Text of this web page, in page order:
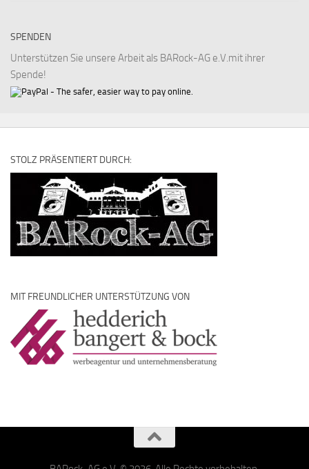
SPENDEN
Unterstützen Sie unsere Arbeit als BARock-AG e.V.mit ihrer
Spende!
STOLZ PRÄSENTIERT DURCH:
MIT FREUNDLICHER UNTERSTÜTZUNG VON